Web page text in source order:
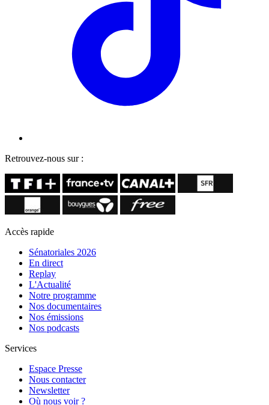
Retrouvez-nous sur :
Accès rapide
Sénatoriales 2026
En direct
Replay
L'Actualité
Notre programme
Nos documentaires
Nos émissions
Nos podcasts
Services
Espace Presse
Nous contacter
Newsletter
Où nous voir ?